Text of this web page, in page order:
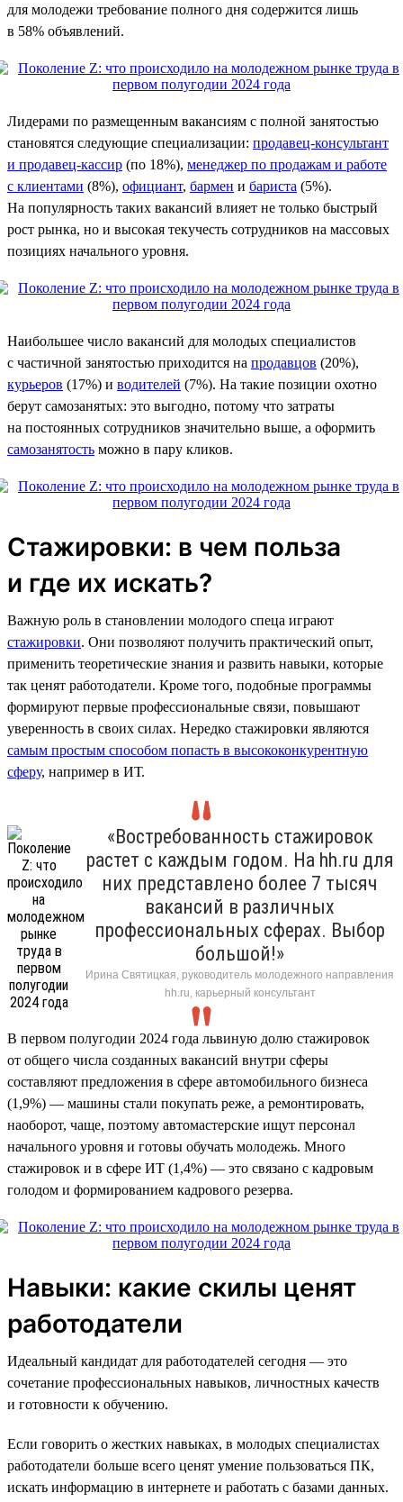
для молодежи требование полного дня содержится лишь
в 58% объявлений.
Лидерами по размещенным вакансиям с полной занятостью
становятся следующие специализации: продавец-консультант
и продавец-кассир (по 18%), менеджер по продажам и работе
с клиентами (8%), официант, бармен и бариста (5%).
На популярность таких вакансий влияет не только быстрый
рост рынка, но и высокая текучесть сотрудников на массовых
позициях начального уровня.
Наибольшее число вакансий для молодых специалистов
с частичной занятостью приходится на продавцов (20%),
курьеров (17%) и водителей (7%). На такие позиции охотно
берут самозанятых: это выгодно, потому что затраты
на постоянных сотрудников значительно выше, а оформить
самозанятость можно в пару кликов.
Стажировки: в чем польза
и где их искать?
Важную роль в становлении молодого спеца играют
стажировки. Они позволяют получить практический опыт,
применить теоретические знания и развить навыки, которые
так ценят работодатели. Кроме того, подобные программы
формируют первые профессиональные связи, повышают
уверенность в своих силах. Нередко стажировки являются
самым простым способом попасть в высококонкурентную
сферу, например в ИТ.
«Востребованность стажировок
растет с каждым годом. На hh.ru для
них представлено более 7 тысяч
вакансий в различных
профессиональных сферах. Выбор
большой!»
Ирина Святицкая, руководитель молодежного направления
hh.ru, карьерный консультант
В первом полугодии 2024 года львиную долю стажировок
от общего числа созданных вакансий внутри сферы
составляют предложения в сфере автомобильного бизнеса
(1,9%) — машины стали покупать реже, а ремонтировать,
наоборот, чаще, поэтому автомастерские ищут персонал
начального уровня и готовы обучать молодежь. Много
стажировок и в сфере ИТ (1,4%) — это связано с кадровым
голодом и формированием кадрового резерва.
Навыки: какие скилы ценят
работодатели
Идеальный кандидат для работодателей сегодня — это
сочетание профессиональных навыков, личностных качеств
и готовности к обучению.
Если говорить о жестких навыках, в молодых специалистах
работодатели больше всего ценят умение пользоваться ПК,
искать информацию в интернете и работать с базами данных.